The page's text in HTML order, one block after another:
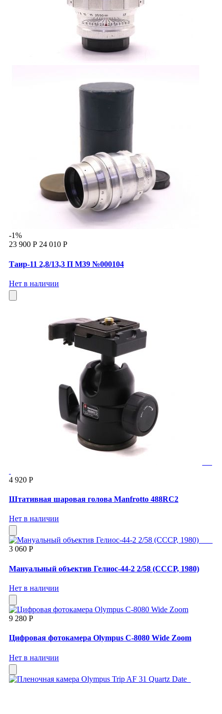
-1%
23 900 Р 24 010 Р
Таир-11 2,8/13,3 П М39 №000104
Нет в наличии
4 920 Р
Штативная шаровая голова Manfrotto 488RC2
Нет в наличии
3 060 Р
Мануальный объектив Гелиос-44-2 2/58 (СССР, 1980)
Нет в наличии
9 280 Р
Цифровая фотокамера Olympus C-8080 Wide Zoom
Нет в наличии